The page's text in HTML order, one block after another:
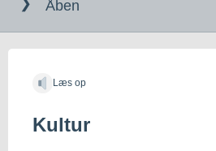
Kalaallisut
indholdet
Åben
Læs op
Kultur